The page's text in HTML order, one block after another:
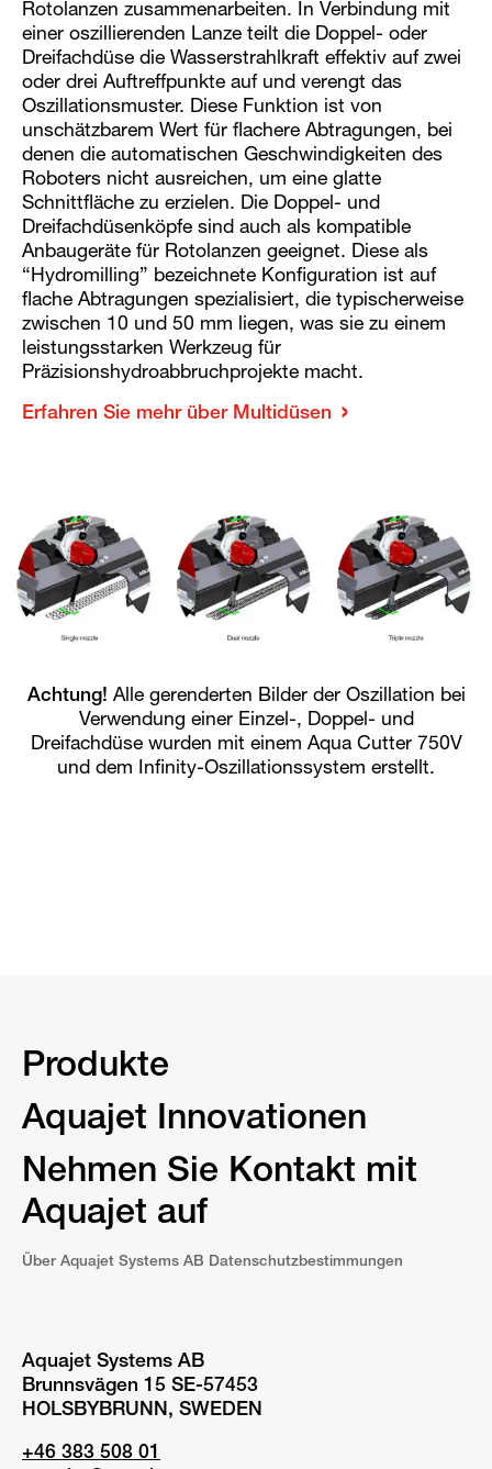
Rotolanzen zusammenarbeiten. In Verbindung mit
einer oszillierenden Lanze teilt die Doppel- oder
Dreifachdüse die Wasserstrahlkraft effektiv auf zwei
oder drei Auftreffpunkte auf und verengt das
Oszillationsmuster. Diese Funktion ist von
unschätzbarem Wert für flachere Abtragungen, bei
denen die automatischen Geschwindigkeiten des
Roboters nicht ausreichen, um eine glatte
Schnittfläche zu erzielen. Die Doppel- und
Dreifachdüsenköpfe sind auch als kompatible
Anbaugeräte für Rotolanzen geeignet. Diese als
“Hydromilling” bezeichnete Konfiguration ist auf
flache Abtragungen spezialisiert, die typischerweise
zwischen 10 und 50 mm liegen, was sie zu einem
leistungsstarken Werkzeug für
Präzisionshydroabbruchprojekte macht.
Erfahren Sie mehr über Multidüsen
Achtung! Alle gerenderten Bilder der Oszillation bei
Verwendung einer Einzel-, Doppel- und
Dreifachdüse wurden mit einem Aqua Cutter 750V
und dem Infinity-Oszillationssystem erstellt.
Produkte
Aquajet Innovationen
Nehmen Sie Kontakt mit
Aquajet auf
Über Aquajet Systems AB Datenschutzbestimmungen
Aquajet Systems AB
Brunnsvägen 15 SE-57453
HOLSBYBRUNN, SWEDEN
+46 383 508 01